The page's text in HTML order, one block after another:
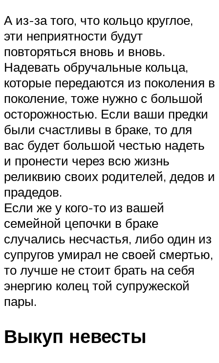
А из-за того, что кольцо круглое,
эти неприятности будут
повторяться вновь и вновь.
Надевать обручальные кольца,
которые передаются из поколения в
поколение, тоже нужно с большой
осторожностью. Если ваши предки
были счастливы в браке, то для
вас будет большой честью надеть
и пронести через всю жизнь
реликвию своих родителей, дедов и
прадедов.
Если же у кого-то из вашей
семейной цепочки в браке
случались несчастья, либо один из
супругов умирал не своей смертью,
то лучше не стоит брать на себя
энергию колец той супружеской
пары.
Выкуп невесты